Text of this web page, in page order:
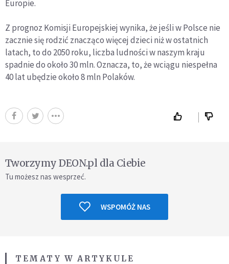
Europie.
Z prognoz Komisji Europejskiej wynika, że jeśli w Polsce nie
zacznie się rodzić znacząco więcej dzieci niż w ostatnich
latach, to do 2050 roku, liczba ludności w naszym kraju
spadnie do około 30 mln. Oznacza, to, że wciągu niespełna
40 lat ubędzie około 8 mln Polaków.
Tworzymy DEON.pl dla Ciebie
Tu możesz nas wesprzeć.
WSPOMÓŻ NAS
TEMATY W ARTYKULE